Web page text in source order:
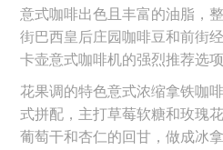
意式咖啡出色且丰富的油脂，
街巴西皇后庄园咖啡豆和前街
卡壶意式咖啡机的强烈推荐选项
花果调的特色意式浓缩拿铁咖
式拼配，主打草莓软糖和玫瑰
葡萄干和杏仁的回甘，做成冰